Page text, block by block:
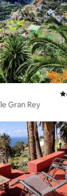
4,94 op 5, 67
Gran Rey